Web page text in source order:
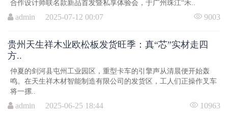
合作设计师联名款新品首发暨私享体验会，于广州珠江“禾..
admin 2025-07-12 00:07 9003
贵州天生祥木业欧松板发货旺季：真“芯”实材走四
方..
仲夏的剑河县屯州工业园区，重型卡车的引擎声从清晨便开始轰
鸣。在天生祥木材智能制造有限公司的发货区，工人们正操作叉车
将一摞..
admin 2025-06-25 18:44 10963